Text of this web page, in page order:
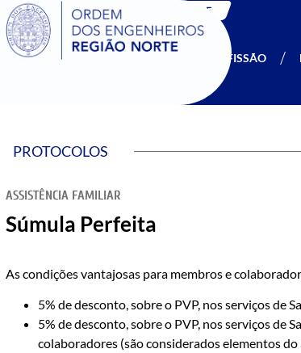
SIGOE
A OERN PROFISSÃO
PROTOCOLOS
ASSISTÊNCIA FAMILIAR
Súmula Perfeita
As condições vantajosas para membros e
5% de desconto, sobre o PVP, nos serviços de
5% de desconto, sobre o PVP, nos serviços de
colaboradores (são considerados elementos